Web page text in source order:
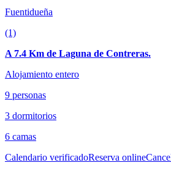
Fuentidueña
(1)
A 7.4 Km de Laguna de Contreras.
Alojamiento entero
9 personas
3 dormitorios
6 camas
Calendario verificadoReserva online